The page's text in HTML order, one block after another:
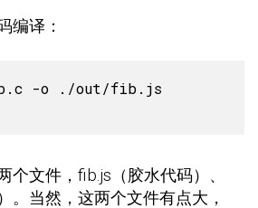
编译：
-o ./out/fib.js
个文件，fib.js（胶水代码）、
。当然，这两个文件有点大，